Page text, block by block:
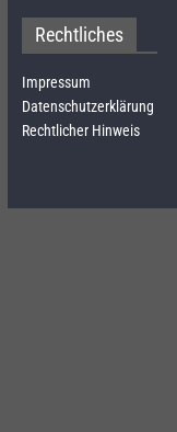
Rechtliches
Impressum
Datenschutzerklärung
Rechtlicher Hinweis